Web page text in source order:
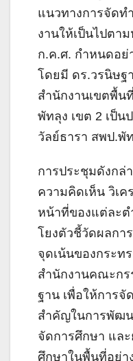
แนวทางการจัดท
งานให้เป็นไปตา
ก.ค.ศ. กำหนดอย่
โดยมี ดร.วรนิษฐ
สำนักงานเขตพื้น
พัทลุง เขต 2 เป็
วัลย์ธารา สพป.พั
การประชุมดังกล่
ความคิดเห็น วิเ
หน้าที่ของแต่ละต
โยงตัวชี้วัดผลกา
จุดเน้นของกระท
สำนักงานคณะก
ฐาน เพื่อให้การจั
สำคัญในการพัฒ
จัดการศึกษา แล
ศึกษาในพื้นที่อย่า